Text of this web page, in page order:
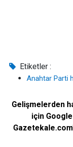
Etiketler :
Anahtar Parti
Gelişmelerden
için